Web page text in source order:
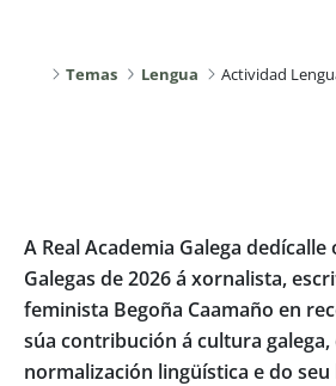
Temas Lengua Actividad
A Real Academia Galega dedícalle
Galegas de 2026 á xornalista,
feminista Begoña Caamaño en
súa contribución á cultura
normalización lingüística e do